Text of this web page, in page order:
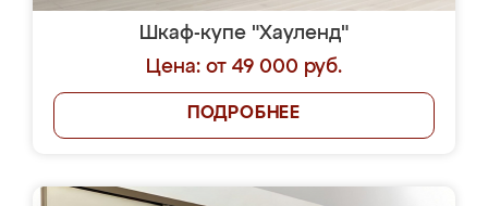
Шкаф-купе "Хауленд"
Цена: от 49 000 руб.
ПОДРОБНЕЕ